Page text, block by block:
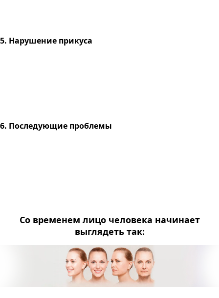
5. Нарушение прикуса
6. Последующие проблемы
Со временем лицо человека начинает
выглядеть так: